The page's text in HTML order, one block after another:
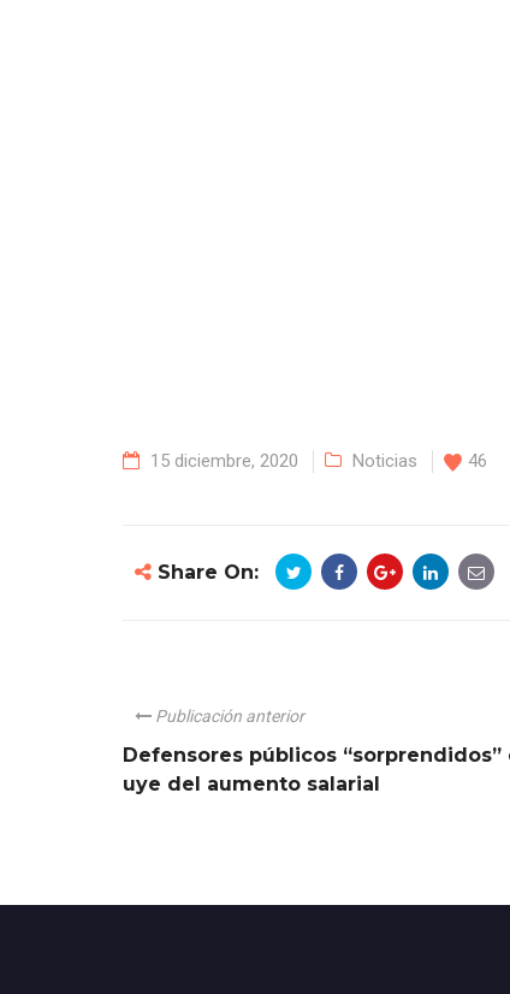
15 diciembre, 2020 Noticias 46
Share On:
Publicación anterior
Defensores públicos
uye del aumento salarial